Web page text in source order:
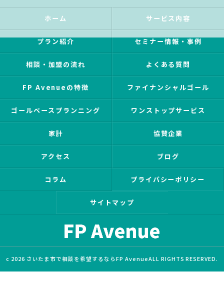
ホーム サービス内容
プラン紹介 セミナー情報・事例
相談・加盟の流れ よくある質問
FP Avenueの特徴 ファイナンシャルゴール
ゴールベースプランニング ワンストップサービス
家計 協賛企業
アクセス ブログ
コラム プライバシーポリシー
サイトマップ
c 2026 さいたま市で相談を希望するならFP AvenueALL RIGHTS RESERVED.